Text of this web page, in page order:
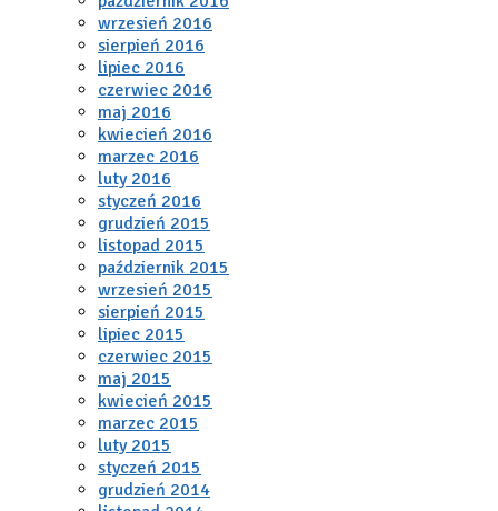
wrzesień 2016
sierpień 2016
lipiec 2016
czerwiec 2016
maj 2016
kwiecień 2016
marzec 2016
luty 2016
styczeń 2016
grudzień 2015
listopad 2015
październik 2015
wrzesień 2015
sierpień 2015
lipiec 2015
czerwiec 2015
maj 2015
kwiecień 2015
marzec 2015
luty 2015
styczeń 2015
grudzień 2014